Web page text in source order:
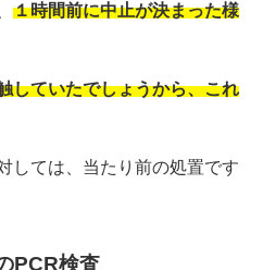
１時間前に中止が決まった様
していたでしょうから、これ
しては、当たり前の処置です
PCR検査